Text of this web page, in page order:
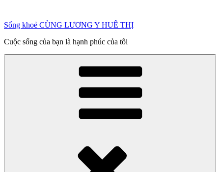
phần
dung
Sống khoẻ CÙNG LƯƠNG Y HUÊ THỊ
Cuộc sống của bạn là hạnh phúc của tôi